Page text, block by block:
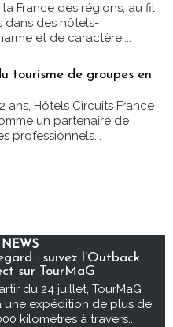
France des régions, au fil
dans des hôtels-
et de caractère....
tourisme de groupes en
ans, Hôtels Circuits France
un partenaire de
professionnels...
: suivez l’Outback
sur TourMaG
du 24 juillet, TourMaG
une expédition de plus de
kilomètres à travers...